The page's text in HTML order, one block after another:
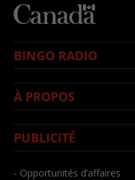
BINGO RADIO
À PROPOS
PUBLICITÉ
- Opportunités d’affaires